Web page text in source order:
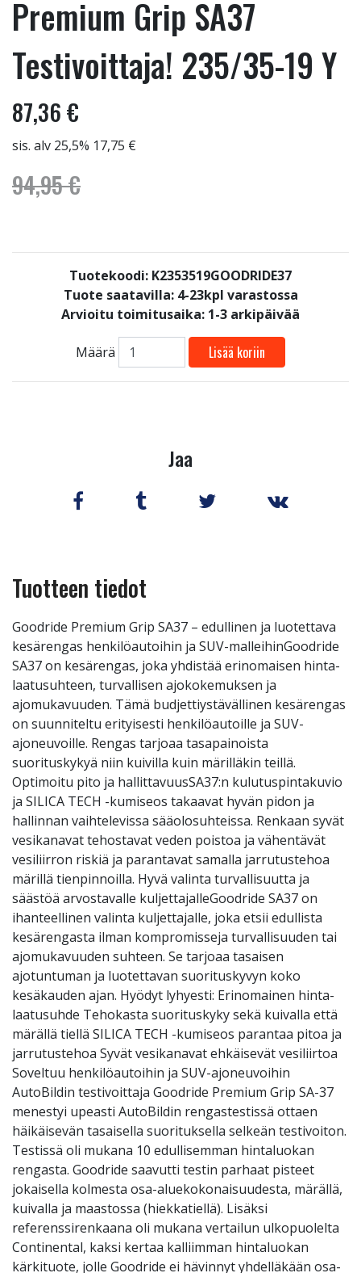
Premium Grip SA37
Testivoittaja! 235/35-19 Y
87,36 €
sis. alv 25,5% 17,75 €
94,95 €
Tuotekoodi: K2353519GOODRIDE37
Tuote saatavilla: 4-23kpl varastossa
Arvioitu toimitusaika: 1-3 arkipäivää
Määrä Lisää koriin
Jaa
Tuotteen tiedot
Goodride Premium Grip SA37 – edullinen ja luotettava
kesärengas henkilöautoihin ja SUV-malleihinGoodride
SA37 on kesärengas, joka yhdistää erinomaisen hinta-
laatusuhteen, turvallisen ajokokemuksen ja
ajomukavuuden. Tämä budjettiystävällinen kesärengas
on suunniteltu erityisesti henkilöautoille ja SUV-
ajoneuvoille. Rengas tarjoaa tasapainoista
suorituskykyä niin kuivilla kuin märilläkin teillä.
Optimoitu pito ja hallittavuusSA37:n kulutuspintakuvio
ja SILICA TECH -kumiseos takaavat hyvän pidon ja
hallinnan vaihtelevissa sääolosuhteissa. Renkaan syvät
vesikanavat tehostavat veden poistoa ja vähentävät
vesiliirron riskiä ja parantavat samalla jarrutustehoa
märillä tienpinnoilla. Hyvä valinta turvallisuutta ja
säästöä arvostavalle kuljettajalleGoodride SA37 on
ihanteellinen valinta kuljettajalle, joka etsii edullista
kesärengasta ilman kompromisseja turvallisuuden tai
ajomukavuuden suhteen. Se tarjoaa tasaisen
ajotuntuman ja luotettavan suorituskyvyn koko
kesäkauden ajan. Hyödyt lyhyesti: Erinomainen hinta-
laatusuhde Tehokasta suorituskyky sekä kuivalla että
märällä tiellä SILICA TECH -kumiseos parantaa pitoa ja
jarrutustehoa Syvät vesikanavat ehkäisevät vesiliirtoa
Soveltuu henkilöautoihin ja SUV-ajoneuvoihin
AutoBildin testivoittaja Goodride Premium Grip SA-37
menestyi upeasti AutoBildin rengastestissä ottaen
häikäisevän tasaisella suorituksella selkeän testivoiton.
Testissä oli mukana 10 edullisemman hintaluokan
rengasta. Goodride saavutti testin parhaat pisteet
jokaisella kolmesta osa-aluekokonaisuudesta, märällä,
kuivalla ja maastossa (hiekkatiellä). Lisäksi
referenssirenkaana oli mukana vertailun ulkopuolelta
Continental, kaksi kertaa kalliimman hintaluokan
kärkituote, jolle Goodride ei hävinnyt yhdelläkään osa-